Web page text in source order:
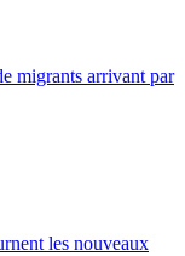
migrants arrivant par
les nouveaux